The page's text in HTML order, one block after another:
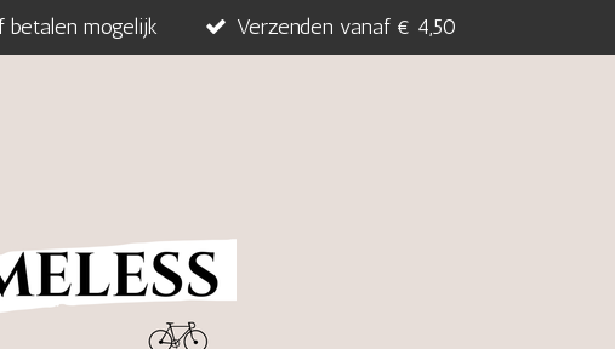
betalen mogelijk Verzenden vanaf € 4,50